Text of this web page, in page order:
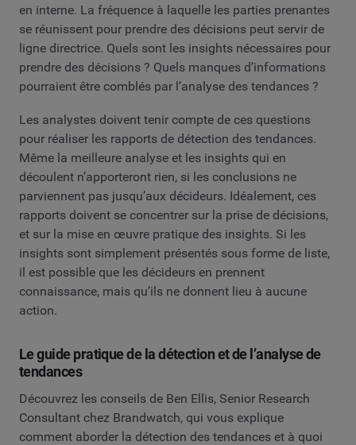
en interne. La fréquence à laquelle les parties prenantes
se réunissent pour prendre des décisions peut servir de
ligne directrice. Quels sont les insights nécessaires pour
prendre des décisions ? Quels manques d’informations
pourraient être comblés par l’analyse des tendances ?
Les analystes doivent tenir compte de ces questions
pour réaliser les rapports de détection des tendances.
Même la meilleure analyse et les insights qui en
découlent n’apporteront rien, si les conclusions ne
parviennent pas jusqu’aux décideurs. Idéalement, ces
rapports doivent se concentrer sur la prise de décisions,
et sur la mise en œuvre pratique des insights. Si les
insights sont simplement présentés sous forme de liste,
il est possible que les décideurs en prennent
connaissance, mais qu’ils ne donnent lieu à aucune
action.
Le guide pratique de la détection et de l’analyse de
tendances
Découvrez les conseils de Ben Ellis, Senior Research
Consultant chez Brandwatch, qui vous explique
comment aborder la détection des tendances et à quoi